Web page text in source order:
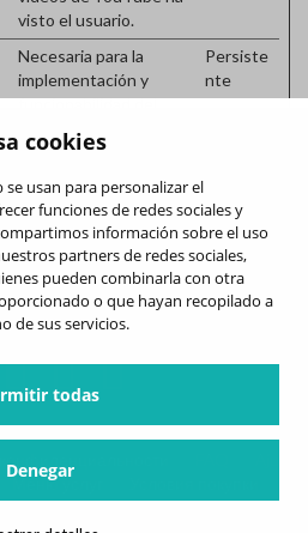
cookies
se usan para personalizar el
funciones de redes sociales y
información sobre el uso
partners de redes sociales,
pueden combinarla con otra
o que hayan recopilado a
de sus servicios.
todas
Denegar
visto el usuario.
Necesaria para la
implementación y
funcionabilidad del
YouTube en la web.
Persiste
nte
Se usa para rastrear la
interacción del usuario
con el contenido
integrado.
nte
Меню услуг
файлов куки